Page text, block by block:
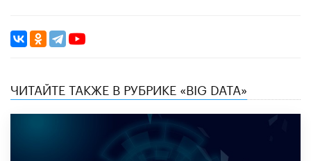
ЧИТАЙТЕ ТАКЖЕ В РУБРИКЕ «BIG DATA»